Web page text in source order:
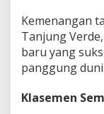
Kemenangan
Tanjung
baru yang
panggung
Klasemen